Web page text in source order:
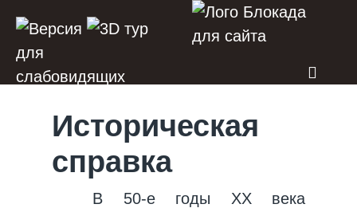
Историческая
справка
В 50-е годы XX века